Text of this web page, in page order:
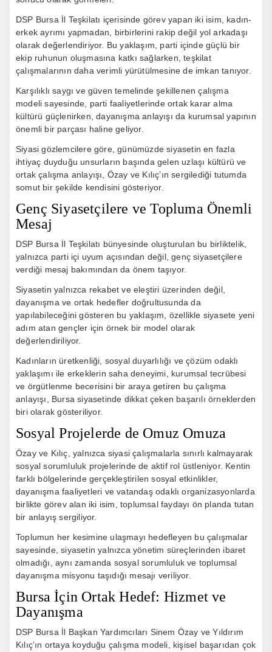
DSP Bursa İl Teşkilatı içerisinde görev yapan iki isim, kadın-
erkek ayrımı yapmadan, birbirlerini rakip değil yol arkadaşı
olarak değerlendiriyor. Bu yaklaşım, parti içinde güçlü bir
ekip ruhunun oluşmasına katkı sağlarken, teşkilat
çalışmalarının daha verimli yürütülmesine de imkan tanıyor.
Karşılıklı saygı ve güven temelinde şekillenen çalışma
modeli sayesinde, parti faaliyetlerinde ortak karar alma
kültürü güçlenirken, dayanışma anlayışı da kurumsal yapının
önemli bir parçası haline geliyor.
Siyasi gözlemcilere göre, günümüzde siyasetin en fazla
ihtiyaç duyduğu unsurların başında gelen uzlaşı kültürü ve
ortak çalışma anlayışı, Özay ve Kılıç’ın sergilediği tutumda
somut bir şekilde kendisini gösteriyor.
Genç Siyasetçilere ve Topluma Önemli
Mesaj
DSP Bursa İl Teşkilatı bünyesinde oluşturulan bu birliktelik,
yalnızca parti içi uyum açısından değil, genç siyasetçilere
verdiği mesaj bakımından da önem taşıyor.
Siyasetin yalnızca rekabet ve eleştiri üzerinden değil,
dayanışma ve ortak hedefler doğrultusunda da
yapılabileceğini gösteren bu yaklaşım, özellikle siyasete yeni
adım atan gençler için örnek bir model olarak
değerlendiriliyor.
Kadınların üretkenliği, sosyal duyarlılığı ve çözüm odaklı
yaklaşımı ile erkeklerin saha deneyimi, kurumsal tecrübesi
ve örgütlenme becerisini bir araya getiren bu çalışma
anlayışı, Bursa siyasetinde dikkat çeken başarılı örneklerden
biri olarak gösteriliyor.
Sosyal Projelerde de Omuz Omuza
Özay ve Kılıç, yalnızca siyasi çalışmalarla sınırlı kalmayarak
sosyal sorumluluk projelerinde de aktif rol üstleniyor. Kentin
farklı bölgelerinde gerçekleştirilen sosyal etkinlikler,
dayanışma faaliyetleri ve vatandaş odaklı organizasyonlarda
birlikte görev alan iki isim, toplumsal faydayı ön planda tutan
bir anlayış sergiliyor.
Toplumun her kesimine ulaşmayı hedefleyen bu çalışmalar
sayesinde, siyasetin yalnızca yönetim süreçlerinden ibaret
olmadığı, aynı zamanda sosyal sorumluluk ve toplumsal
dayanışma misyonu taşıdığı mesajı veriliyor.
Bursa İçin Ortak Hedef: Hizmet ve
Dayanışma
DSP Bursa İl Başkan Yardımcıları Sinem Özay ve Yıldırım
Kılıç’ın ortaya koyduğu çalışma modeli, kişisel başarıdan çok